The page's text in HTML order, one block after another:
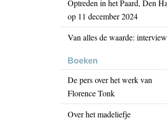
Optreden in het Paard, Den
op 11 december 2024
Van alles de waarde: interview
Boeken
De pers over het werk van
Florence Tonk
Over het madeliefje